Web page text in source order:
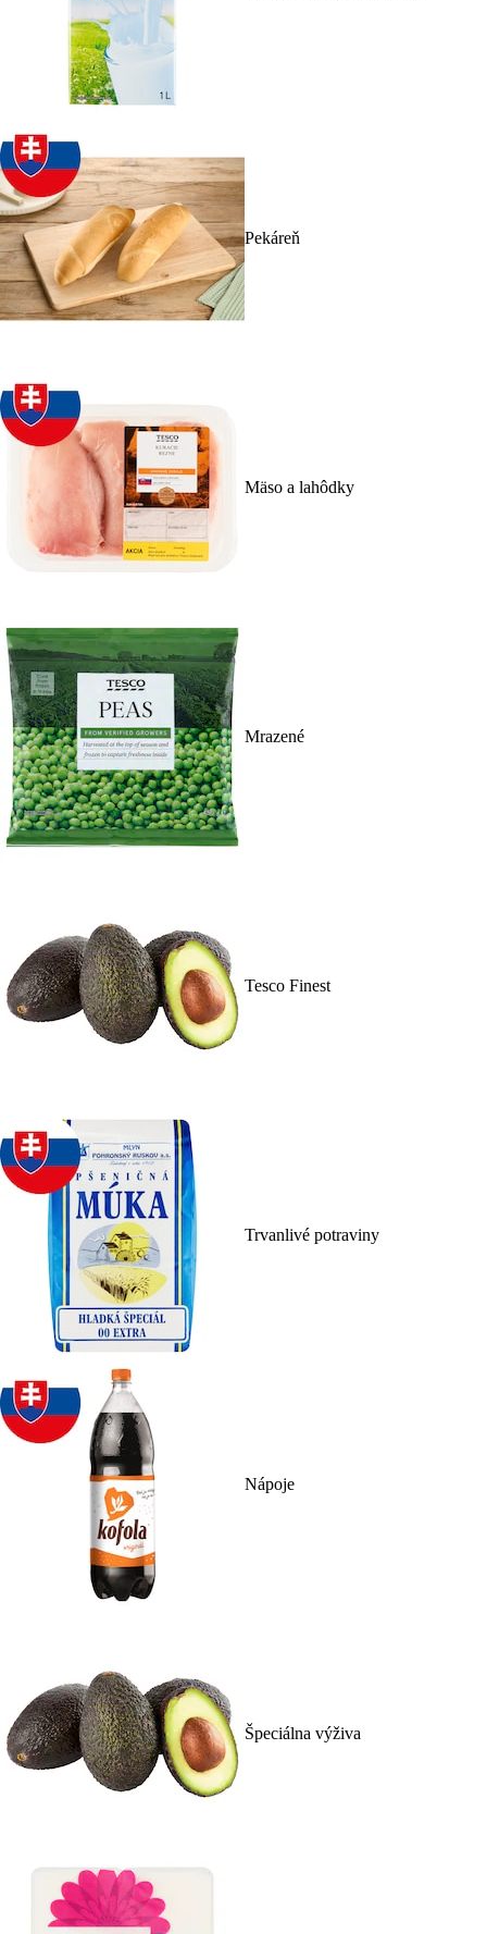
Pekáreň
Mäso a lahôdky
Mrazené
Tesco Finest
Trvanlivé potraviny
Nápoje
Špeciálna výživa